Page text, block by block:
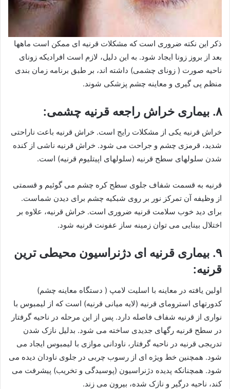
ذکر این نکته ضروری است که مشکلات قرنیه ای ممکن است ماهها
بعد از بروز زونا ایجاد شود. به این دلیل، لازم است افرادیکه زونای
ناحیه صورت ( زونای چشمی) داشته اند، بر طبق برنامه زمان بندی
منظم پی گیری و معاینه چشم پزشکی شوند.
۸. بیماری خراش راجعه قرنیه چشمی:
خراش قرنیه یکی از مشکلات رایج است. خراش قرنیه باعت ناراحتی
شدید، قرمزی چشم و جراحت می شود. خراش قرنیه ناشی از کنده
شدن سلولهای سطح قرنیه (سلولهای اپیتلیوم قرنیه) است.
قرنیه به قسمت شفاف جلوی سطح کره چشم می گوئیم و قسمتی
از وظیفه آن تمرکز نور بر روی شبکیه چشم برای دیدن شماست.
برای دید خوب سلامت قرنیه ضروری است. خراش قرنیه، علاوه بر
اختلال بینایی می توان زمینه ساز عفونت قرنیه شود.
۹. بیماری قرنیه ای دژنراسیون محیطی ترین
قرنیه:
اولین یافته در معاینه با اسلیت لامپ ( دستگاه معاینه چشم)
کدورتهای استرومای قرنیه (لایه میانی قرنیه) است که از لیمبوس با
نواری از قرنیه شفاف فاصله دارد. پس از این مرحله در ناحیه گرفتار
در سطح قرنیه رگهای جدیدی ساخته می شود. بدلیل نازک شدن
تدریجی قرنیه در ناحیه گرفتار، ناودانی موازی با لیمبوس ایجاد می
شود. همچنین خط ویژه ای از رسوب چربی در جلوی ناودان دیده می
شود. همچنانکه پدیده دژنراسیون (پوسیدگی و تخریب) پیشرفت می
کند، ناحیه درگیر و نازک شده، بیرون می زند.